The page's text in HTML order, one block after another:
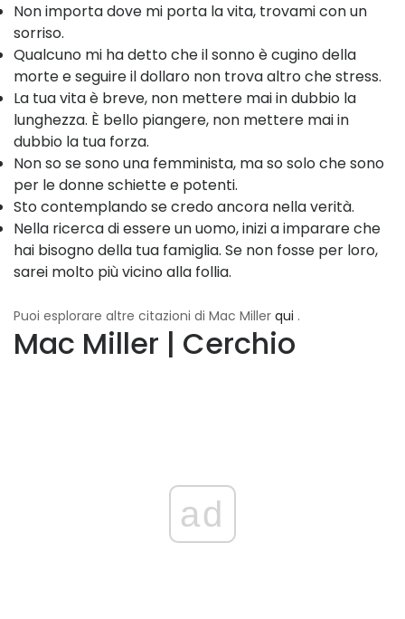
Non importa dove mi porta la vita, trovami con un
sorriso.
Qualcuno mi ha detto che il sonno è cugino della
morte e seguire il dollaro non trova altro che stress.
La tua vita è breve, non mettere mai in dubbio la
lunghezza. È bello piangere, non mettere mai in
dubbio la tua forza.
Non so se sono una femminista, ma so solo che sono
per le donne schiette e potenti.
Sto contemplando se credo ancora nella verità.
Nella ricerca di essere un uomo, inizi a imparare che
hai bisogno della tua famiglia. Se non fosse per loro,
sarei molto più vicino alla follia.
Puoi esplorare altre citazioni di Mac Miller qui .
Mac Miller | Cerchio
ad